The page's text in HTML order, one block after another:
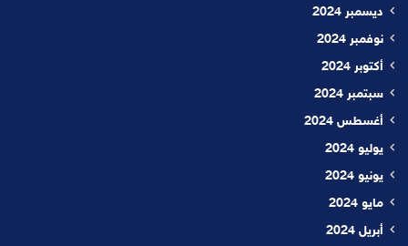
ديسمبر 2024
نوفمبر 2024
أكتوبر 2024
سبتمبر 2024
أغسطس 2024
يوليو 2024
يونيو 2024
مايو 2024
أبريل 2024